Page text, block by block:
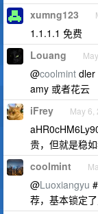
xumng123
1.1.1.1 免费
Louang
@coolmint dler
amy 或者花云
iFrey May 6,
贵，但就是稳
coolmint
@Luoxiangyu
荐，基本锁定